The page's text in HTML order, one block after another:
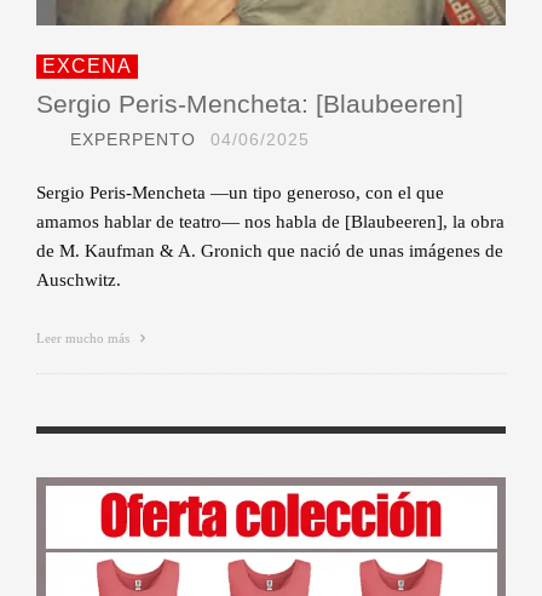
EXCENA
Sergio Peris-Mencheta: [Blaubeeren]
EXPERPENTO 04/06/2025
Sergio Peris-Mencheta —un tipo generoso, con el que
amamos hablar de teatro— nos habla de [Blaubeeren], la obra
de M. Kaufman & A. Gronich que nació de unas imágenes de
Auschwitz.
Leer mucho más